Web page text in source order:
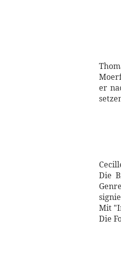
er
Die
Mit
Die